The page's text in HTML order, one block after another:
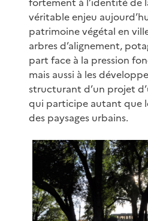
véritable enjeu
patrimoine végétal en
arbres d’alignement,
part face à la pression
mais aussi à les
structurant d’un projet
qui participe autant que
des paysages urbains.